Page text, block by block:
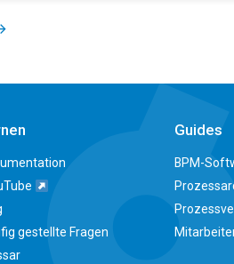
gestellte Fragen
Guides
BPM-